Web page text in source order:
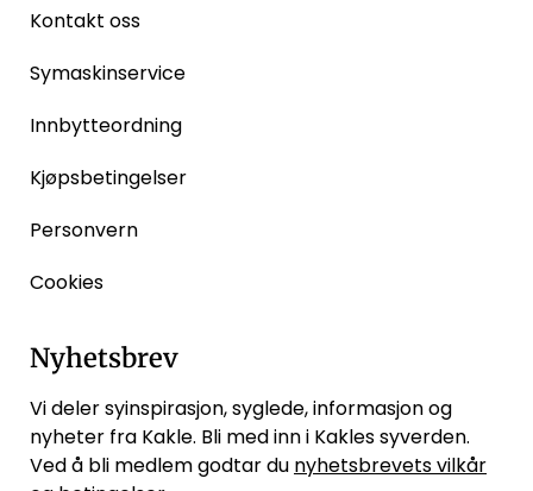
Kontakt oss
Symaskinservice
Innbytteordning
Kjøpsbetingelser
Personvern
Cookies
Nyhetsbrev
Vi deler syinspirasjon, syglede, informasjon og
nyheter fra Kakle. Bli med inn i Kakles syverden.
Ved å bli medlem godtar du nyhetsbrevets vilkår